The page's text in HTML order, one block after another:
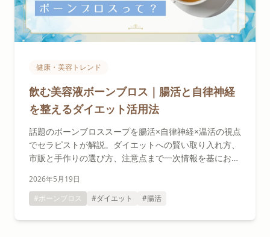
健康・美容トレンド
飲む美容液ボーンブロス｜腸活と自律神経
を整えるダイエット活用法
話題のボーンブロススープを腸活×自律神経×温活の視点
でセラピストが解説。ダイエットへの賢い取り入れ方、
市販と手作りの選び方、注意点まで一次情報を基にお伝
2026年5月19日
#ボーンブロス
#ダイエット #腸活